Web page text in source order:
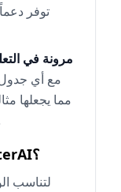
توفر
مرونة في
مما يجعلها
لمن صُممت منصة StudyBoosterAI؟